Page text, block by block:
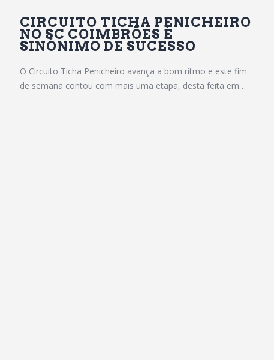
CIRCUITO TICHA PENICHEIRO
NO SC COIMBRÕES É
SINÓNIMO DE SUCESSO
O Circuito Ticha Penicheiro avança a bom ritmo e este fim
de semana contou com mais uma etapa, desta feita em…